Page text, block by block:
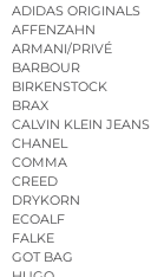
ADIDAS ORIGINALS
AFFENZAHN
ARMANI/PRIVÉ
BARBOUR
BIRKENSTOCK
BRAX
CALVIN KLEIN JEANS
CHANEL
COMMA
CREED
DRYKORN
ECOALF
FALKE
GOT BAG